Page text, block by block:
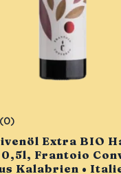
Extra BIO
Frantoio
Kalabrien •
(0)